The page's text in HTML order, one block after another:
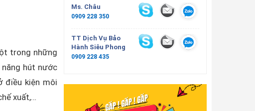
trong những
hút nước
điều kiện môi
xuất,…
Ms. Châu
0909 228 350
TT Dịch Vụ Bảo
Hành Siêu Phong
0909 228 435